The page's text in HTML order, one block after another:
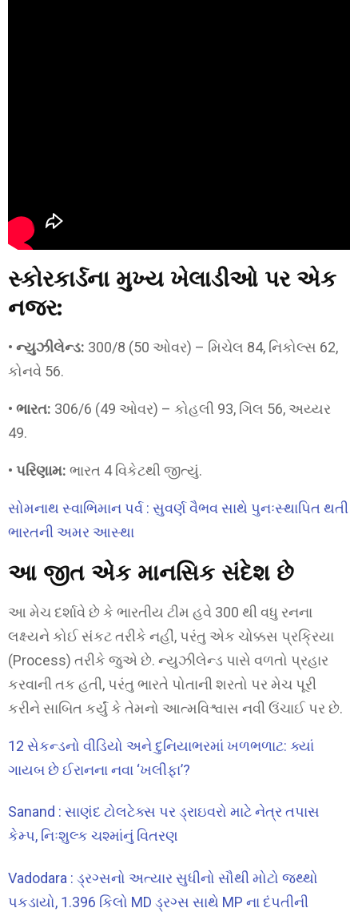
સ્કોરકાર્ડના મુખ્ય ખેલાડીઓ પર એક
નજર:
• ન્યુઝીલેન્ડ: 300/8 (50 ઓવર) – મિચેલ 84, નિકોલ્સ 62,
કોનવે 56.
• ભારત: 306/6 (49 ઓવર) – કોહલી 93, ગિલ 56, અય્યર
49.
• પરિણામ: ભારત 4 વિકેટથી જીત્યું.
સોમનાથ સ્વાભિમાન પર્વ : સુવર્ણ વૈભવ સાથે પુનઃસ્થાપિત થતી
ભારતની અમર આસ્થા
આ જીત એક માનસિક સંદેશ છે
આ મેચ દર્શાવે છે કે ભારતીય ટીમ હવે 300 થી વધુ રનના
લક્ષ્યને કોઈ સંકટ તરીકે નહીં, પરંતુ એક ચોક્કસ પ્રક્રિયા
(Process) તરીકે જુએ છે. ન્યુઝીલેન્ડ પાસે વળતો પ્રહાર
કરવાની તક હતી, પરંતુ ભારતે પોતાની શરતો પર મેચ પૂરી
કરીને સાબિત કર્યું કે તેમનો આત્મવિશ્વાસ નવી ઉંચાઈ પર છે.
12 સેકન્ડનો વીડિયો અને દુનિયાભરમાં ખળભળાટ: ક્યાં
ગાયબ છે ઈરાનના નવા ‘ખલીફા’?
Sanand : સાણંદ ટોલટેક્સ પર ડ્રાઇવરો માટે નેત્ર તપાસ
કેમ્પ, નિઃશુલ્ક ચશ્માંનું વિતરણ
Vadodara : ડ્રગ્સનો અત્યાર સુધીનો સૌથી મોટો જથ્થો
પકડાયો, 1.396 કિલો MD ડ્રગ્સ સાથે MP ના દંપતીની